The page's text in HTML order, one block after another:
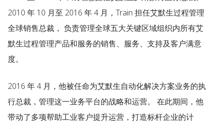
2010 年 10 月至 2016 年 4 月，Train 担任艾默生过程管理
全球销售总裁， 负责管理全球五大关键区域组织内所有艾
默生过程管理产品和服务的销售、服务、支持及客户满意
度。
2016 年 4 月，他被任命为艾默生自动化解决方案业务的执
行总裁，管理这一业务平台的战略和运营。 在此期间，他
带动了多项帮助工业客户提升运营，打造标杆企业的计